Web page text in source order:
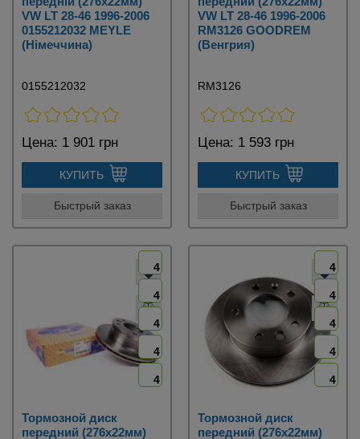
VW LT 28-46 1996-2006
0155212032 MEYLE
(Німеччина)
0155212032
Цена: 1 901 грн
КУПИТЬ
Быстрый заказ
VW LT 28-46 1996-2006
RM3126 GOODREM
(Венгрия)
RM3126
Цена: 1 593 грн
КУПИТЬ
Быстрый заказ
4
4
4
4
4
Тормозной диск
передний (276х22мм)
4
4
4
4
4
Тормозной диск
передний (276х22мм)